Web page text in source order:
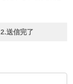
2.送信完了